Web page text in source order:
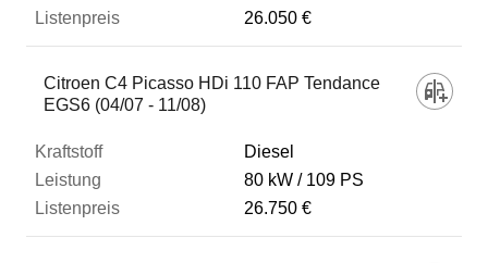
26.050 €
Citroen C4 Picasso HDi 110 FAP Tendance
EGS6 (04/07 - 11/08)
Diesel
80 kW
109 PS
26.750 €